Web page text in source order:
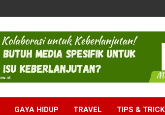
GAYA HIDUP TRAVEL TIPS & TRICK